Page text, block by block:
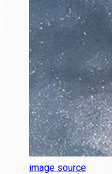
image source